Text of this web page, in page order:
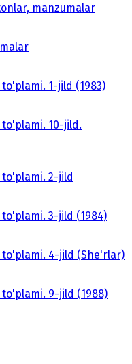
manzumalar
1-jild (1983)
10-jild.
to'plami. 2-jild
3-jild (1984)
to'plami. 4-jild (She'rlar)
9-jild (1988)